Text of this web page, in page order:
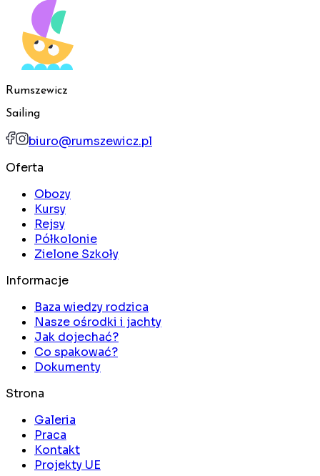
Rumszewicz
Sailing
biuro@rumszewicz.pl
Oferta
Obozy
Kursy
Rejsy
Półkolonie
Zielone Szkoły
Informacje
Baza wiedzy rodzica
Nasze ośrodki i jachty
Jak dojechać?
Co spakować?
Dokumenty
Strona
Galeria
Praca
Kontakt
Projekty UE